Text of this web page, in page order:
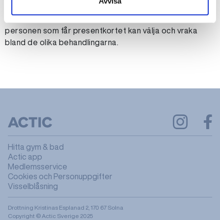
personen som får presentkortet kan välja och vraka
bland de olika behandlingarna.
Hitta gym & bad
Actic app
Medlemsservice
Cookies och Personuppgifter
Visselblåsning
Drottning Kristinas Esplanad 2, 170 67 Solna
Copyright © Actic Sverige 2025